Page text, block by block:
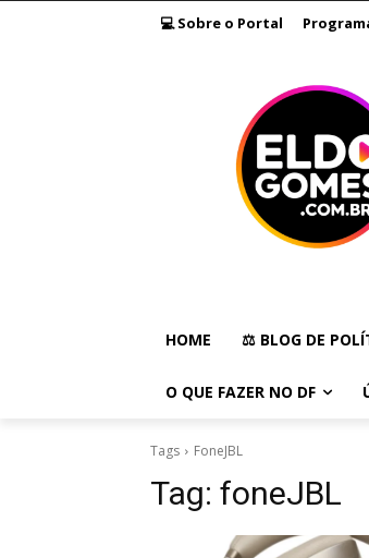
💻 Sobre o Portal
HOME ⚖️ BLOG DE
O QUE FAZER NO DF
Tags FoneJBL
Tag: foneJBL